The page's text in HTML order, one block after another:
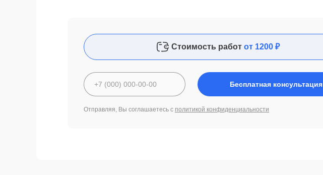
Стоимость работ от 1200 ₽
Бесплатная консультация
Отправляя, Вы соглашаетесь с политикой конфиденциальности